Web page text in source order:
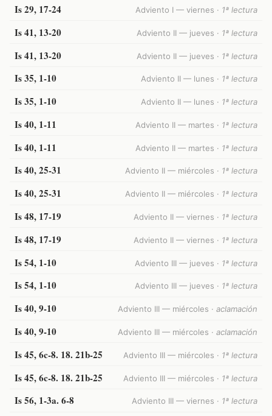
Is 29, 17-24 Adviento I — viernes · 1ª lectura
Is 41, 13-20 Adviento II — jueves · 1ª lectura
Is 41, 13-20 Adviento II — jueves · 1ª lectura
Is 35, 1-10 Adviento II — lunes · 1ª lectura
Is 35, 1-10 Adviento II — lunes · 1ª lectura
Is 40, 1-11 Adviento II — martes · 1ª lectura
Is 40, 1-11 Adviento II — martes · 1ª lectura
Is 40, 25-31 Adviento II — miércoles · 1ª lectura
Is 40, 25-31 Adviento II — miércoles · 1ª lectura
Is 48, 17-19 Adviento II — viernes · 1ª lectura
Is 48, 17-19 Adviento II — viernes · 1ª lectura
Is 54, 1-10 Adviento III — jueves · 1ª lectura
Is 54, 1-10 Adviento III — jueves · 1ª lectura
Is 40, 9-10 Adviento III — miércoles · aclamación
Is 40, 9-10 Adviento III — miércoles · aclamación
Is 45, 6c-8. 18. 21b-25 Adviento III — miércoles · 1ª lectura
Is 45, 6c-8. 18. 21b-25 Adviento III — miércoles · 1ª lectura
Is 56, 1-3a. 6-8 Adviento III — viernes · 1ª lectura